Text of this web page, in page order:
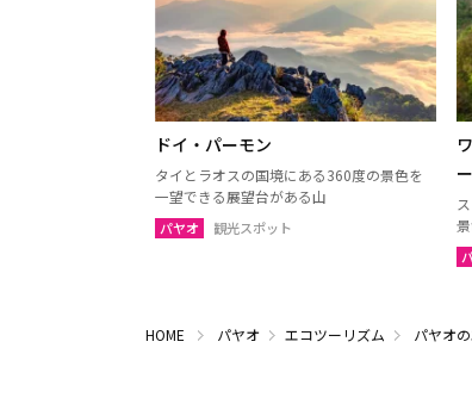
ドイ・パーモン
タイとラオスの国境にある360度の景色を
一望できる展望台がある山
パヤオ 観光スポット
HOME パヤオ エコツーリズム パヤオ